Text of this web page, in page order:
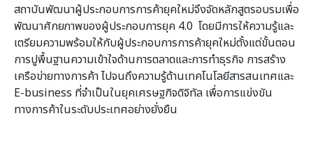
สถาบันพัฒนาผู้ประกอบการการค้ายุคใหม่จึงจัดหลักสูตรอบรมเพื่อ
พัฒนาศักยภาพของผู้ประกอบการยุค 4.0 โดยมีการให้ความรู้และ
เตรียมความพร้อมให้กับผู้ประกอบการการค้ายุคใหม่ตั้งแต่ขั้นตอน
การปูพื้นฐานความเข้าใจด้านการตลาดและการทำธุรกิจ การสร้าง
เครือข่ายทางการค้า ไปจนถึงความรู้ด้านเทคโนโลยีสารสนเทศและ
E-business ที่จำเป็นในยุคเศรษฐกิจดิจิทัล เพื่อการแข่งขัน
ทางการค้าในระดับประเทศอย่างยั่งยืน